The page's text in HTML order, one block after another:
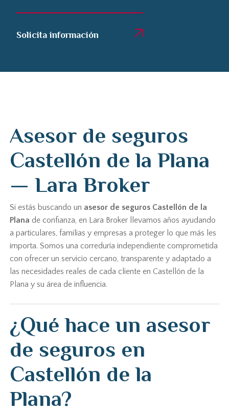
Solicita información
Asesor de seguros
Castellón de la Plana
— Lara Broker
Si estás buscando un asesor de seguros Castellón de la
Plana de confianza, en Lara Broker llevamos años ayudando
a particulares, familias y empresas a proteger lo que más les
importa. Somos una correduría independiente comprometida
con ofrecer un servicio cercano, transparente y adaptado a
las necesidades reales de cada cliente en Castellón de la
Plana y su área de influencia.
¿Qué hace un asesor
de seguros en
Castellón de la
Plana?